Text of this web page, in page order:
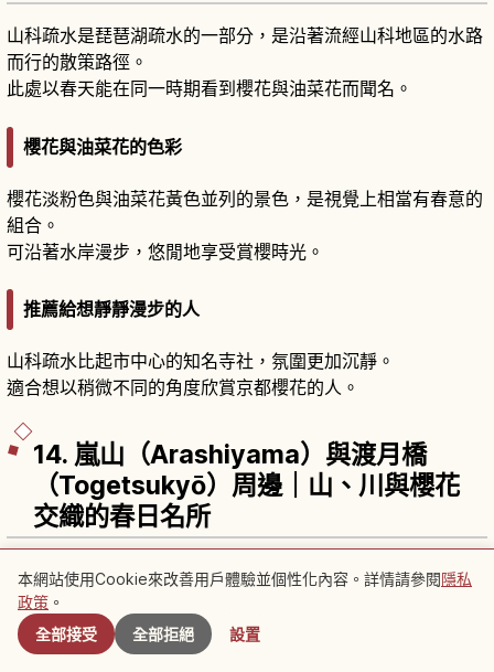
山科疏水是琵琶湖疏水的一部分，是沿著流經山科地區的水路
而行的散策路徑。
此處以春天能在同一時期看到櫻花與油菜花而聞名。
櫻花與油菜花的色彩
櫻花淡粉色與油菜花黃色並列的景色，是視覺上相當有春意的
組合。
可沿著水岸漫步，悠閒地享受賞櫻時光。
推薦給想靜靜漫步的人
山科疏水比起市中心的知名寺社，氛圍更加沉靜。
適合想以稍微不同的角度欣賞京都櫻花的人。
14. 嵐山（Arashiyama）與渡月橋
（Togetsukyō）周邊｜山、川與櫻花
交織的春日名所
嵐山是京都西部的代表性觀光地。
春天渡月橋周邊與山坡上櫻花綻放，可欣賞川流、橋樑與山巒
融為一體的景色。
附近景點
本網站使用Cookie來改善用戶體驗並個性化內容。詳情請參閱隱私
政策 。
全部接受
全部拒絕 設置